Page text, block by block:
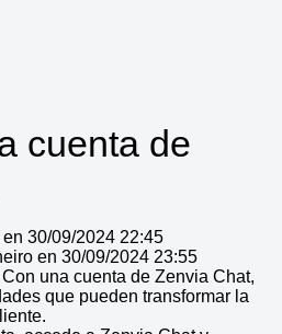
cuenta de
30/09/2024 22:45
en 30/09/2024 23:55
una cuenta de Zenvia Chat,
que pueden transformar la